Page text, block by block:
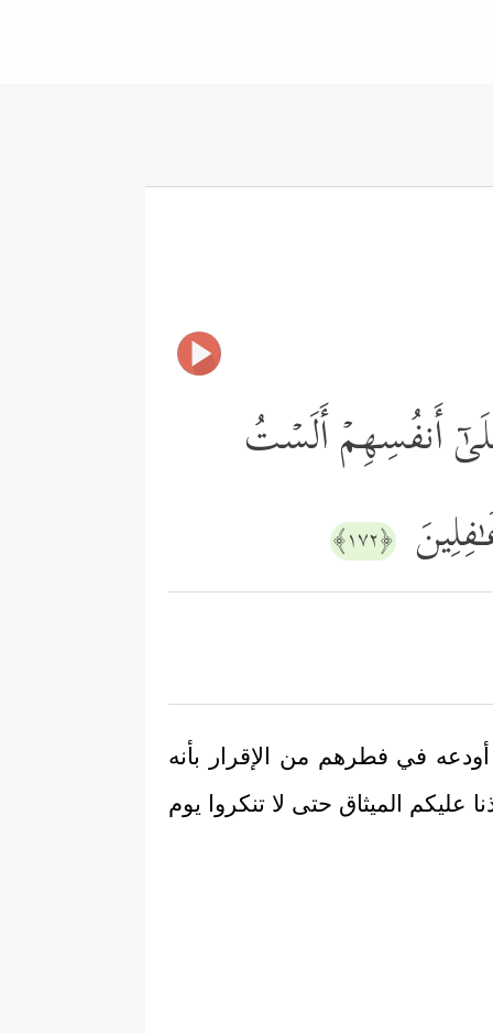
أَنفُسِهِمۡ أَلَسۡتُ
﴿١٧٢﴾
في فطرهم من الإقرار بأنه
عليكم الميثاق حتى لا تنكروا يوم